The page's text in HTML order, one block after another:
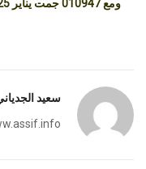
ومع 010947 جمت يناير 2025
سعيد